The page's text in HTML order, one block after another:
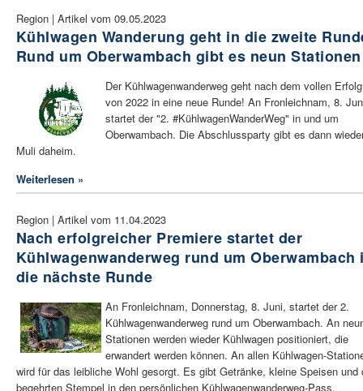
Region | Artikel vom 09.05.2023
Kühlwagen Wanderung geht in die zweite
Rund um Oberwambach gibt es neun Stationen
Der Kühlwagenwanderweg geht nach dem vollen Erfolg
von 2022 in eine neue Runde! An Fronleichnam, 8.
startet der "2. #KühlwagenWanderWeg" in und um
Oberwambach. Die Abschlussparty gibt es dann
Muli daheim.
Weiterlesen »
Region | Artikel vom 11.04.2023
Nach erfolgreicher Premiere startet der
Kühlwagenwanderweg rund um Oberwambach
die nächste Runde
An Fronleichnam, Donnerstag, 8. Juni, startet der 2.
Kühlwagenwanderweg rund um Oberwambach. An
Stationen werden wieder Kühlwagen positioniert, die
erwandert werden können. An allen Kühlwagen-
wird für das leibliche Wohl gesorgt. Es gibt Getränke, kleine Speisen und
begehrten Stempel in den persönlichen Kühlwagenwanderweg-Pass.